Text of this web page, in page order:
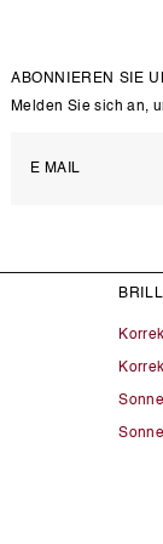
ABONNIEREN SIE
Melden Sie sich an,